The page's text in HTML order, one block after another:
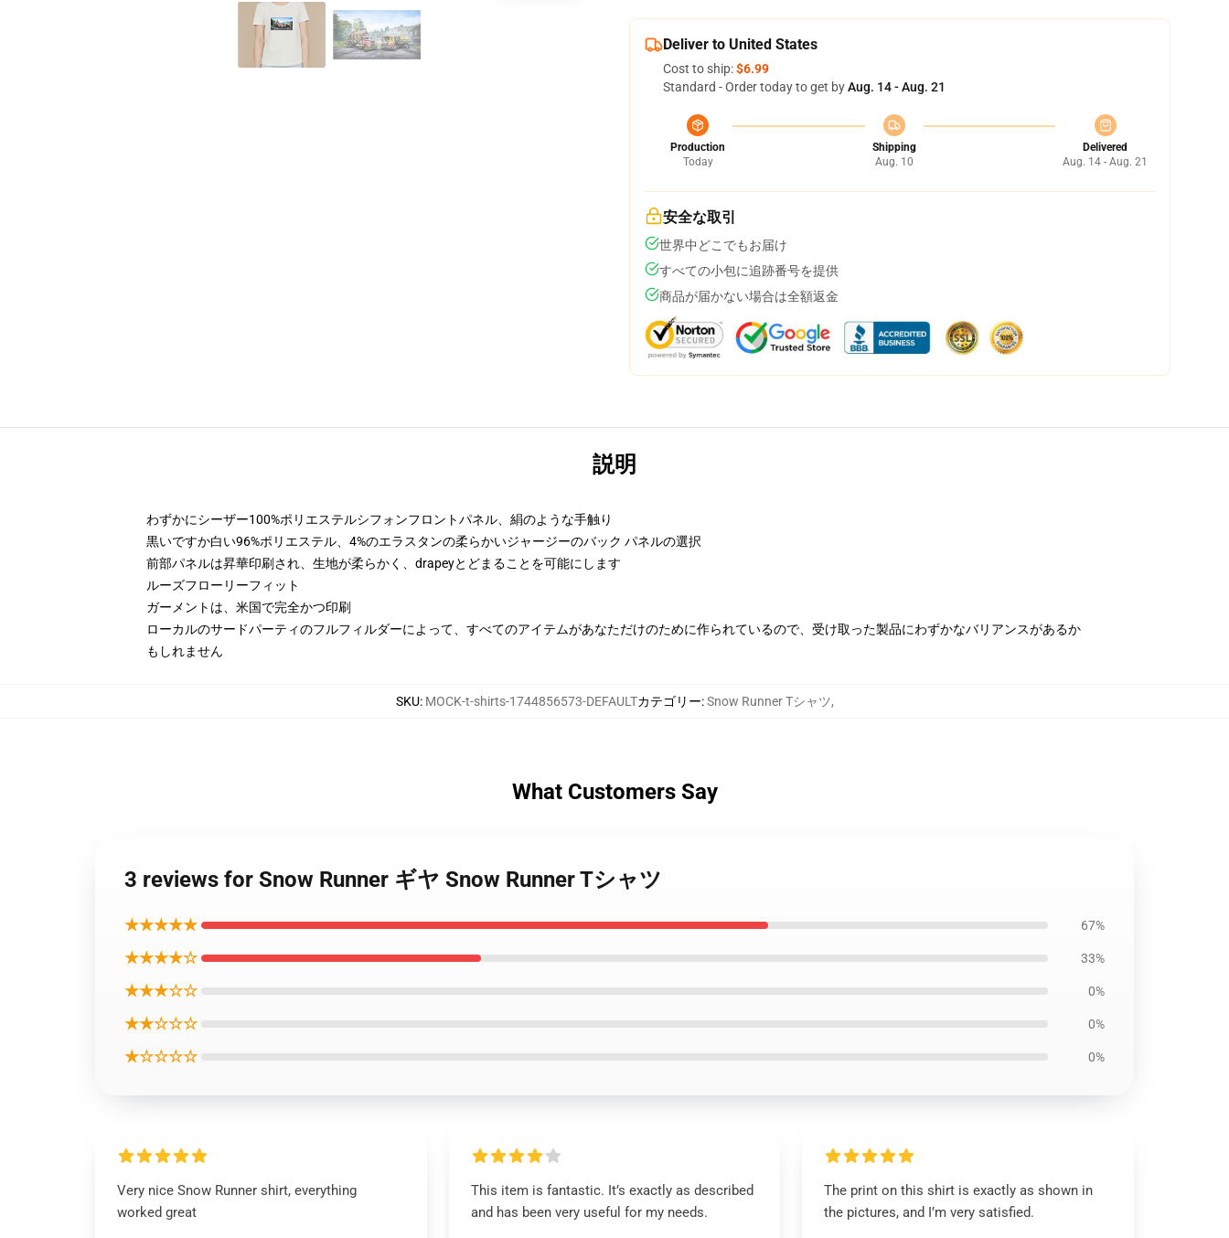
Deliver to United States
Cost to ship:$6.99
Standard - Order today to get byAug. 14 - Aug. 21
Production
Today
Shipping
Aug. 10
Delivered
Aug. 14 - Aug. 21
安全な取引
世界中どこでもお届け
すべての小包に追跡番号を提供
商品が届かない場合は全額返金
説明
わずかにシーザー100%ポリエステルシフォンフロントパネル、絹のような手触り
黒いですか白い96%ポリエステル、4%のエラスタンの柔らかいジャージーのバック パネルの選択
前部パネルは昇華印刷され、生地が柔らかく、drapeyとどまることを可能にします
ルーズフローリーフィット
ガーメントは、米国で完全かつ印刷
ローカルのサードパーティのフルフィルダーによって、すべてのアイテムがあなただけのために作られているので、受け取った製品にわずかなバリアンスがあるか
もしれません
SKU: MOCK-t-shirts-1744856573-DEFAULTカテゴリー:Snow Runner Tシャツ,
What Customers Say
3 reviews for Snow Runner ギヤ Snow Runner Tシャツ
★★★★★ 67%
★★★★☆ 33%
★★★☆☆ 0%
★★☆☆☆ 0%
★☆☆☆☆ 0%
Very nice Snow Runner shirt, everything
worked great
This item is fantastic. It’s exactly as described
and has been very useful for my needs.
The print on this shirt is exactly as shown in
the pictures, and I’m very satisfied.